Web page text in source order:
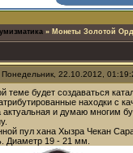
» Монеты Золотой
Понедельник, 22.10.2012,
теме будет создаваться
находки с
актуальная и думаю многим
пул хана Хызра Чекан
Диаметр 19 - 21 мм.